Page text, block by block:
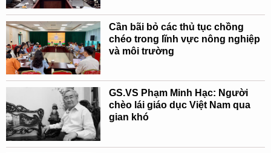
Cần bãi bỏ các thủ tục chồng
chéo trong lĩnh vực nông nghiệp
và môi trường
GS.VS Phạm Minh Hạc: Người
chèo lái giáo dục Việt Nam qua
gian khó